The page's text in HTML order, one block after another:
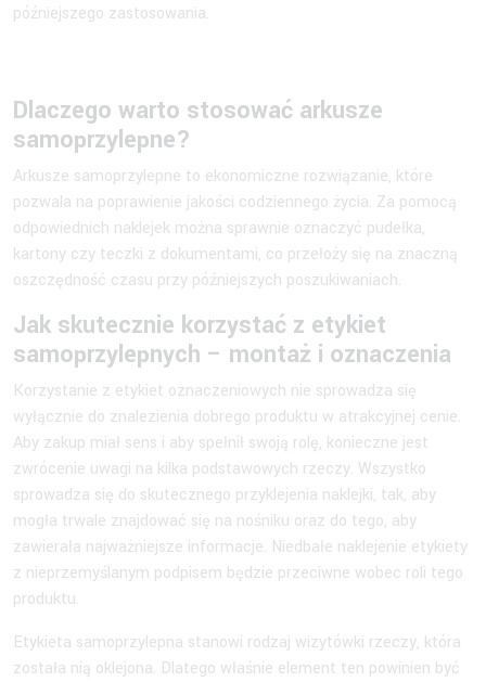
późniejszego zastosowania.
Dlaczego warto stosować arkusze
samoprzylepne?
Arkusze samoprzylepne to ekonomiczne rozwiązanie, które
pozwala na poprawienie jakości codziennego życia. Za pomocą
odpowiednich naklejek można sprawnie oznaczyć pudełka,
kartony czy teczki z dokumentami, co przełoży się na znaczną
oszczędność czasu przy późniejszych poszukiwaniach.
Jak skutecznie korzystać z etykiet
samoprzylepnych – montaż i oznaczenia
Korzystanie z etykiet oznaczeniowych nie sprowadza się
wyłącznie do znalezienia dobrego produktu w atrakcyjnej cenie.
Aby zakup miał sens i aby spełnił swoją rolę, konieczne jest
zwrócenie uwagi na kilka podstawowych rzeczy. Wszystko
sprowadza się do skutecznego przyklejenia naklejki, tak, aby
mogła trwale znajdować się na nośniku oraz do tego, aby
zawierała najważniejsze informacje. Niedbałe naklejenie etykiety
z nieprzemyślanym podpisem będzie przeciwne wobec roli tego
produktu.
Etykieta samoprzylepna stanowi rodzaj wizytówki rzeczy, która
została nią oklejona. Dlatego właśnie element ten powinien być